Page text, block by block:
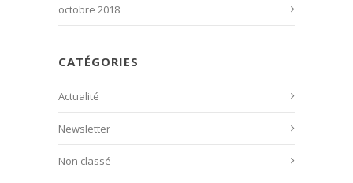
octobre 2018
CATÉGORIES
Actualité
Newsletter
Non classé